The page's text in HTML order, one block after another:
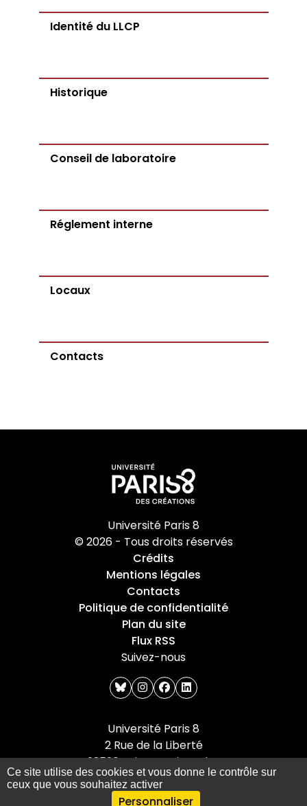
Ce site utilise des cookies et vous donne le contrôle sur
ceux que vous souhaitez activer
Personnaliser
Identité du LLCP
Historique
Conseil de laboratoire
Réglement interne
Locaux
Contacts
Université Paris 8
© 2026 - Tous droits réservés
Crédits
Mentions légales
Contacts
Politique de confidentialité
Plan du site
Flux RSS
Suivez-nous
blueskyinstagram
facebook
linkedin
Université Paris 8
2 Rue de la Liberté
93526 Saint-Denis cedex
Tel : +33(0)1 49 40 67 89